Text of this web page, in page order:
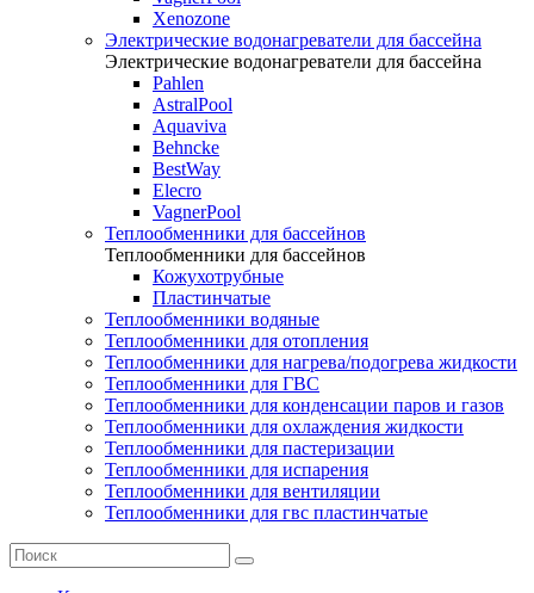
Xenozone
Электрические водонагреватели для бассейна
Электрические водонагреватели для бассейна
Pahlen
AstralPool
Aquaviva
Behncke
BestWay
Elecro
VagnerPool
Теплообменники для бассейнов
Теплообменники для бассейнов
Кожухотрубные
Пластинчатые
Теплообменники водяные
Теплообменники для отопления
Теплообменники для нагрева/подогрева жидкости
Теплообменники для ГВС
Теплообменники для конденсации паров и газов
Теплообменники для охлаждения жидкости
Теплообменники для пастеризации
Теплообменники для испарения
Теплообменники для вентиляции
Теплообменники для гвс пластинчатые